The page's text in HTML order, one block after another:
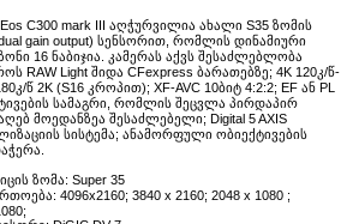
Eos C300 mark III აღჭურვილია ახალი S35 ზომის
gain output) სენსორით, რომლის დინამიური
16 ნაბიჯია. კამერას აქვს შესაძლებლობა
RAW Light შიდა CFexpress ბარათებზე; 4K 120კ/წ-
წ 2K (S16 კროპით); XF-AVC 10ბიტ 4:2:2; EF ან PL
სამაგრი, რომლის შეცვლა პირდაპირ
მოედანზეა შესაძლებელი; Digital 5 AXIS
სისტემა; ანამორფული ობიექტივების
ზომა: Super 35
4096x2160; 3840 x 2160; 2048 x 1080 ;